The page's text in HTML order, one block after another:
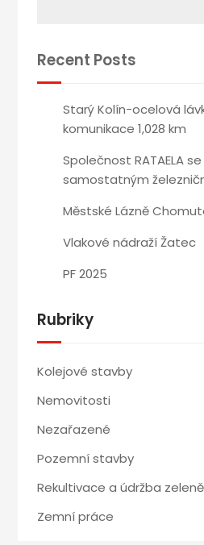
Recent Posts
Starý Kolín-ocelová
komunikace 1,028 km
Společnost RATAELA
samostatným
Městské Lázně
Vlakové nádraží Žatec
PF 2025
Rubriky
Kolejové stavby
Nemovitosti
Nezařazené
Pozemní stavby
Rekultivace a údržba zeleně
Zemní práce